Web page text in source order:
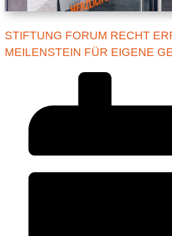
STIFTUNG FORUM RECHT
MEILENSTEIN FÜR EIGENE